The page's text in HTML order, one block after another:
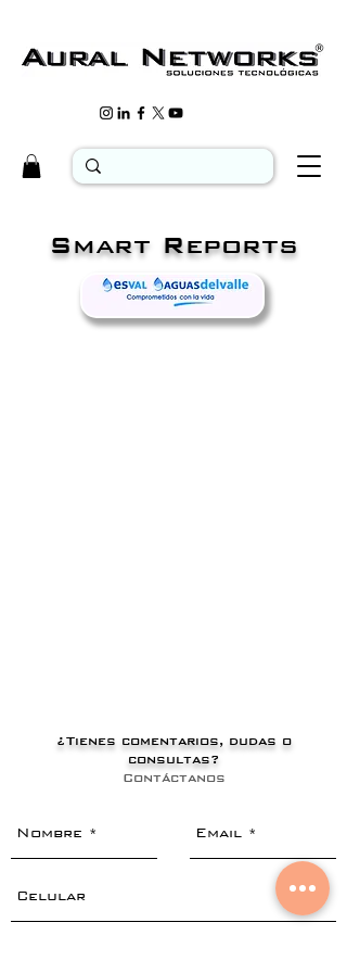
Smart Reports
¿Tienes comentarios, dudas o
consultas?
Contáctanos